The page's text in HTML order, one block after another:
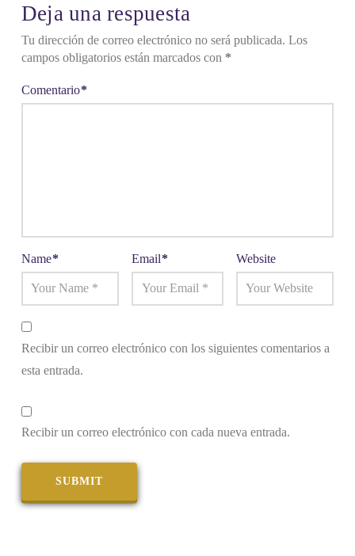
Deja una respuesta
Tu dirección de correo electrónico no será publicada. Los
campos obligatorios están marcados con *
Comentario*
Name* Email* Website
Recibir un correo electrónico con los siguientes comentarios a
esta entrada.
Recibir un correo electrónico con cada nueva entrada.